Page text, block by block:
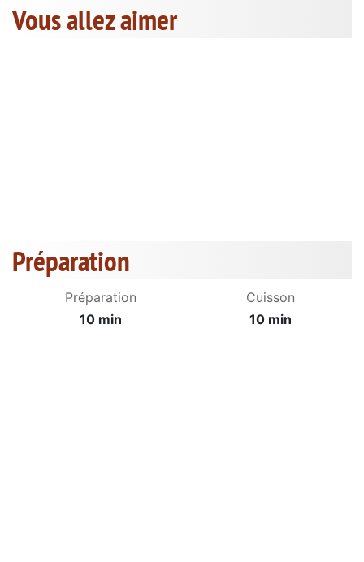
Vous allez aimer
Préparation
Préparation
10 min
Cuisson
10 min